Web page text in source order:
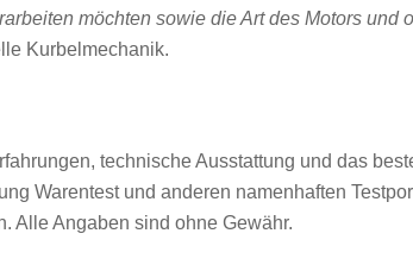
möchten sowie die Art des Motors und
Kurbelmechanik.
technische Ausstattung und das
Warentest und anderen namenhaften
Alle Angaben sind ohne Gewähr.